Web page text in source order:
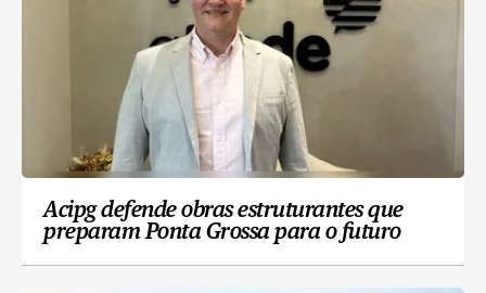
Acipg defende obras estruturantes que
preparam Ponta Grossa para o futuro